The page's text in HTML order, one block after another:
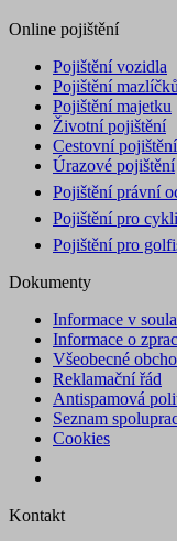
Online pojištění
Pojištění vozidla
Pojištění mazlíčků
Pojištění majetku
Životní pojištění
Cestovní pojištění
Úrazové pojištění
Pojištění právní
Pojištění pro
Pojištění pro
Dokumenty
Informace v
Informace o
Všeobecné
Reklamační řád
Antispamová
Seznam
Cookies
Kontakt